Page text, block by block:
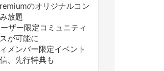
のオリジナルコン
放題
ザー限定コミュニティ
が可能に
メンバー限定イベント
、先行特典も